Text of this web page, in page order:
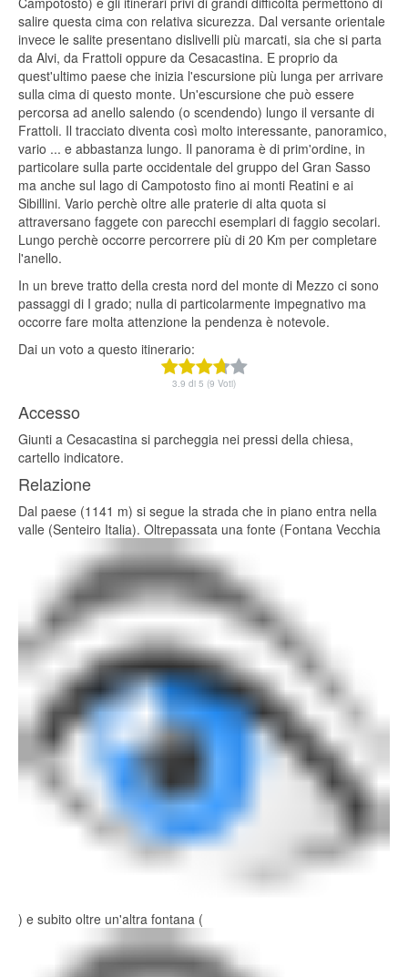
salire questa cima con relativa sicurezza. Dal versante orientale
invece le salite presentano dislivelli più marcati, sia che si parta
da Alvi, da Frattoli oppure da Cesacastina. E proprio da
quest'ultimo paese che inizia l'escursione più lunga per arrivare
sulla cima di questo monte. Un'escursione che può essere
percorsa ad anello salendo (o scendendo) lungo il versante di
Frattoli. Il tracciato diventa così molto interessante, panoramico,
vario ... e abbastanza lungo. Il panorama è di prim'ordine, in
particolare sulla parte occidentale del gruppo del Gran Sasso
ma anche sul lago di Campotosto fino ai monti Reatini e ai
Sibillini. Vario perchè oltre alle praterie di alta quota si
attraversano faggete con parecchi esemplari di faggio secolari.
Lungo perchè occorre percorrere più di 20 Km per completare
l'anello.
In un breve tratto della cresta nord del monte di Mezzo ci sono
passaggi di I grado; nulla di particolarmente impegnativo ma
occorre fare molta attenzione la pendenza è notevole.
Dai un voto a questo itinerario:
3.9 di 5 (9 Voti)
Accesso
Giunti a Cesacastina si parcheggia nei pressi della chiesa,
cartello indicatore.
Relazione
Dal paese (1141 m) si segue la strada che in piano entra nella
valle (Senteiro Italia). Oltrepassata una fonte (Fontana Vecchia
) e subito oltre un'altra fontana (